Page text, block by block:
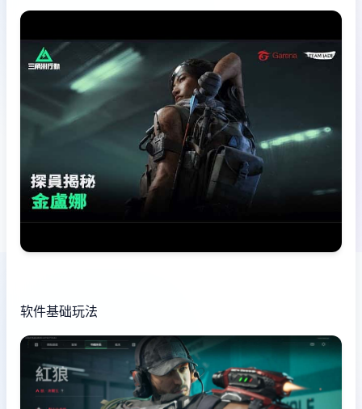
软件基础玩法